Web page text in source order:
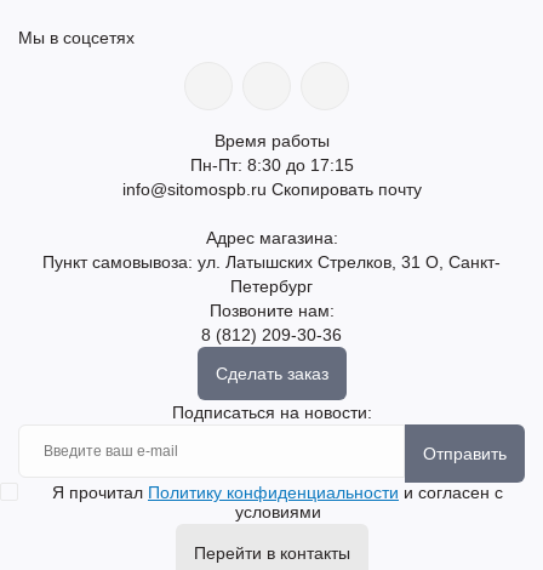
Мы в соцсетях
Время работы
Пн-Пт: 8:30 до 17:15
info@sitomospb.ru Скопировать почту
Адрес магазина:
Пункт самовывоза: ул. Латышских Стрелков, 31 О, Санкт-
Петербург
Позвоните нам:
8 (812) 209-30-36
Сделать заказ
Подписаться на новости:
Отправить
Я прочитал Политику конфиденциальности и согласен с
условиями
Перейти в контакты